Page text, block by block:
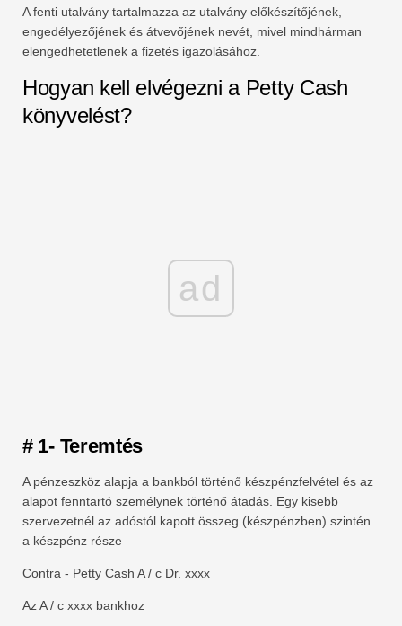
A fenti utalvány tartalmazza az utalvány előkészítőjének,
engedélyezőjének és átvevőjének nevét, mivel mindhárman
elengedhetetlenek a fizetés igazolásához.
Hogyan kell elvégezni a Petty Cash
könyvelést?
ad
# 1- Teremtés
A pénzeszköz alapja a bankból történő készpénzfelvétel és az
alapot fenntartó személynek történő átadás. Egy kisebb
szervezetnél az adóstól kapott összeg (készpénzben) szintén
a készpénz része
Contra - Petty Cash A / c Dr. xxxx
Az A / c xxxx bankhoz